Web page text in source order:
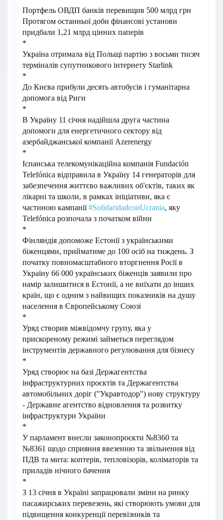
Портфель ОВДП банків перевищив 500 млрд грн
Протягом останньої доби фінансові установи
придбали 1,21 млрд цінних паперів
*
Україна отримала від Польщі партію з восьми тисяч
терміналів супутникового інтернету Starlink
*
До Києва прибули десять автобусів і гуманітарна
допомога від Риги
*
В Україну 11 січня надійшла друга частина
допомоги для енергетичного сектору від
азербайджанської компанії Azerenergy
*
Іспанська телекомунікаційна компанія Fundación
Telefónica відправила в Україну 14 генераторів для
забезпечення життєво важливих об'єктів, таких як
лікарні та школи, в рамках ініціативи, яка є
частиною кампанії#SolidaridadconUcrania, яку
Telefónica розпочала з початком війни
*
Фінляндія допоможе Естонії з українськими
біженцями, прийматиме до 100 осіб на тиждень. З
початку повномасштабного вторгнення Росії в
Україну 66 000 українських біженців заявили про
намір залишитися в Естонії, а не виїхати до інших
країн, що є одним з найвищих показників на душу
населення в Європейському Союзі
*
Уряд створив міжвідомчу групу, яка у
прискореному режимі займеться переглядом
інструментів державного регулювання для бізнесу
*
Уряд створює на базі Держагентства
інфраструктурних проєктів та Держагентства
автомобільних доріг ("Укравтодор") нову структуру
- Державне агентство відновлення та розвитку
інфраструктури України
*
У парламент внесли законопроєкти №8360 та
№8361 щодо сприяння ввезенню та звільнення від
ПДВ та мита: коптерів, тепловізорів, коліматорів та
приладів нічного бачення
*
З 13 січня в Україні запрацювали зміни на ринку
пасажирських перевезень, які створюють умови для
підвищення конкуренції перевізників та